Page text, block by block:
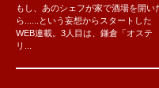
もし、あのシェフが家で酒場を開い
ら......という妄想からスタートした
WEB連載。3人目は、鎌倉「オステ
リ...